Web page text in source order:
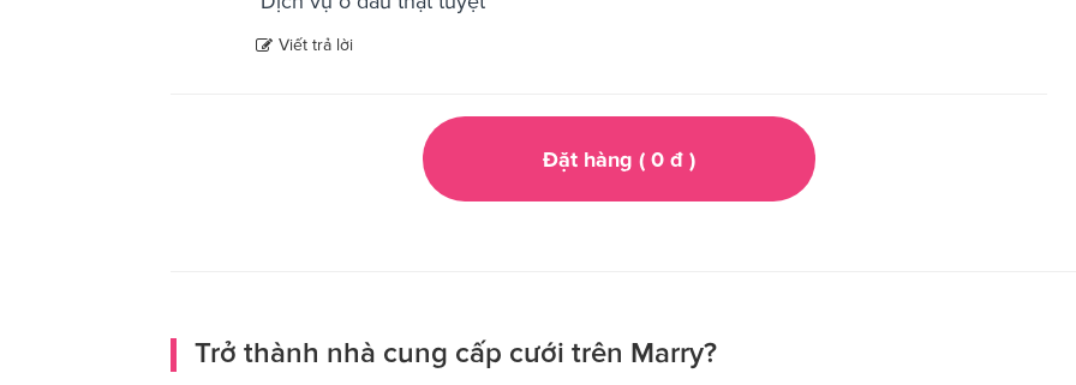
Viết trả lời
Đặt hàng ( 0đ )
Trở thành nhà cung cấp cưới trên Marry?